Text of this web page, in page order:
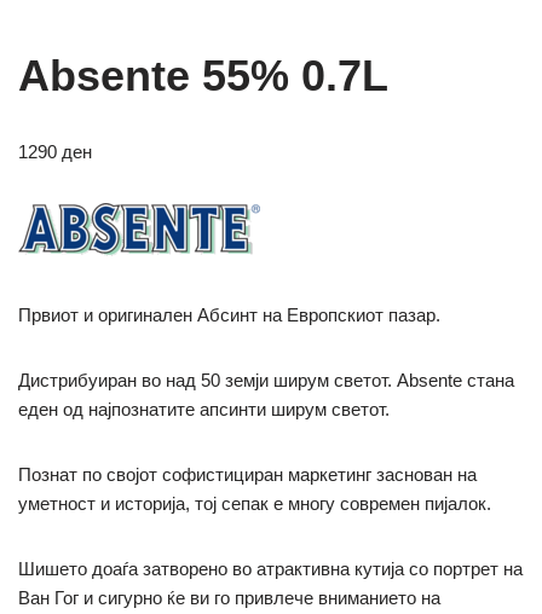
Absente 55% 0.7L
1290 ден
Првиот и оригинален Абсинт на Европскиот пазар.
Дистрибуиран во над 50 земји ширум светот. Absente стана
еден од најпознатите апсинти ширум светот.
Познат по својот софистициран маркетинг заснован на
уметност и историја, тој сепак е многу современ пијалок.
Шишето доаѓа затворено во атрактивна кутија со портрет на
Ван Гог и сигурно ќе ви го привлече вниманието на